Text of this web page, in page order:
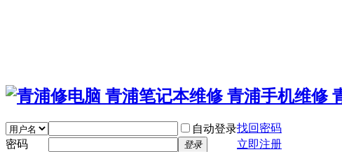
自动登录找回密码
密码
登录 立即注册